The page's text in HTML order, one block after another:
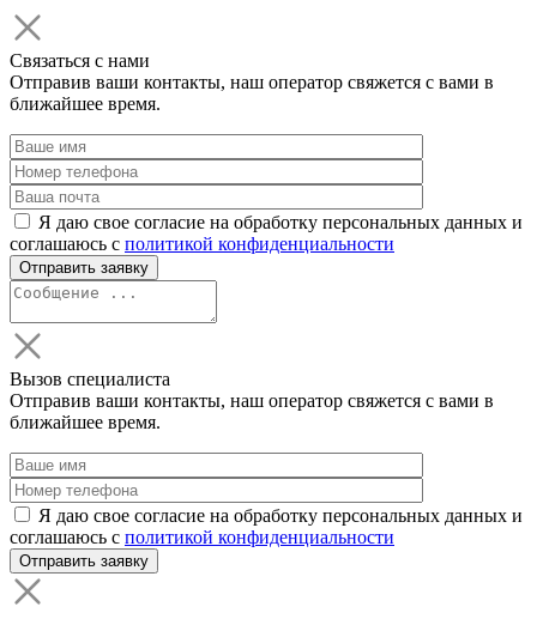
Связаться с нами
Отправив ваши контакты, наш оператор свяжется с вами в
ближайшее время.
Я даю свое согласие на обработку персональных данных и
соглашаюсь с политикой конфиденциальности
Вызов специалиста
Отправив ваши контакты, наш оператор свяжется с вами в
ближайшее время.
Я даю свое согласие на обработку персональных данных и
соглашаюсь с политикой конфиденциальности